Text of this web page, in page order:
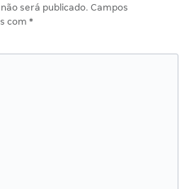
será publicado. Campos
com *